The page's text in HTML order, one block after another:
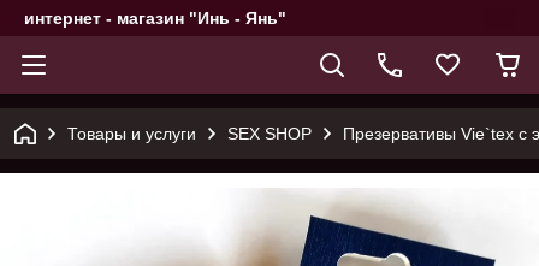
интернет - магазин "Инь - Янь"
Товары и услуги SEX SHOP Презервативы Vie`tex